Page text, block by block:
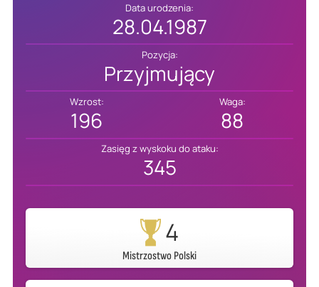
Data urodzenia:
28.04.1987
Pozycja:
Przyjmujący
Wzrost:
196
Waga:
88
Zasięg z wyskoku do ataku:
345
4
Mistrzostwo Polski